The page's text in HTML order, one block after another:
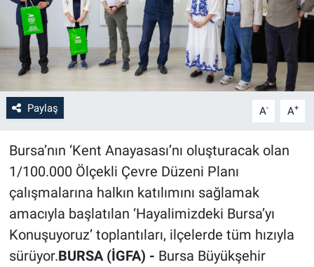
Paylaş A- A+
Bursa’nın ‘Kent Anayasası’nı oluşturacak olan
1/100.000 Ölçekli Çevre Düzeni Planı
çalışmalarına halkın katılımını sağlamak
amacıyla başlatılan ‘Hayalimizdeki Bursa’yı
Konuşuyoruz’ toplantıları, ilçelerde tüm hızıyla
sürüyor.BURSA (İGFA) - Bursa Büyükşehir